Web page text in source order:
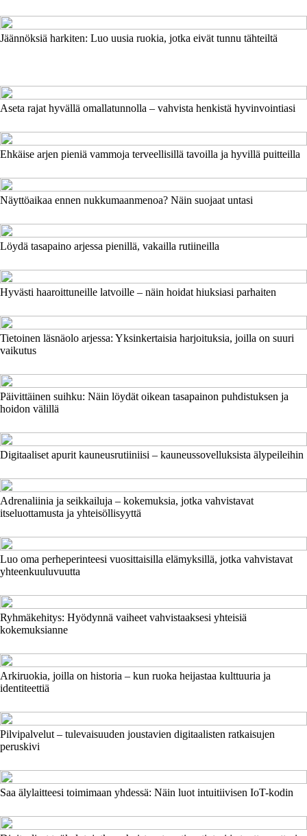
Jäännöksiä harkiten: Luo uusia ruokia, jotka eivät tunnu tähteiltä
Aseta rajat hyvällä omallatunnolla – vahvista henkistä hyvinvointiasi
Ehkäise arjen pieniä vammoja terveellisillä tavoilla ja hyvillä puitteilla
Näyttöaikaa ennen nukkumaanmenoa? Näin suojaat untasi
Löydä tasapaino arjessa pienillä, vakailla rutiineilla
Hyvästi haaroittuneille latvoille – näin hoidat hiuksiasi parhaiten
Tietoinen läsnäolo arjessa: Yksinkertaisia harjoituksia, joilla on suuri
vaikutus
Päivittäinen suihku: Näin löydät oikean tasapainon puhdistuksen ja
hoidon välillä
Digitaaliset apurit kauneusrutiiniisi – kauneussovelluksista älypeileihin
Adrenaliinia ja seikkailuja – kokemuksia, jotka vahvistavat
itseluottamusta ja yhteisöllisyyttä
Luo oma perheperinteesi vuosittaisilla elämyksillä, jotka vahvistavat
yhteenkuuluvuutta
Ryhmäkehitys: Hyödynnä vaiheet vahvistaaksesi yhteisiä
kokemuksianne
Arkiruokia, joilla on historia – kun ruoka heijastaa kulttuuria ja
identiteettiä
Pilvipalvelut – tulevaisuuden joustavien digitaalisten ratkaisujen
peruskivi
Saa älylaitteesi toimimaan yhdessä: Näin luot intuitiivisen IoT-kodin